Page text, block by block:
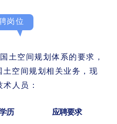
岗位
土空间规划体系的要求，
土空间规划相关业务，现
人员：
历 应聘要求